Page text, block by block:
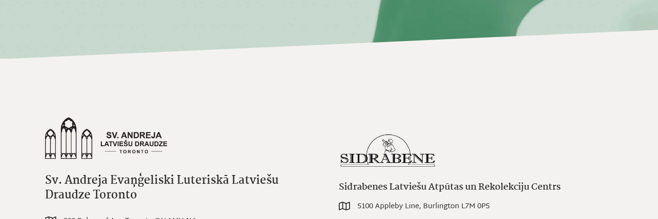
Sv. Andreja Evaņģeliski Luteriskā Latviešu
Draudze Toronto
Sidrabenes Latviešu Atpūtas un Rekolekciju Centrs
5100 Appleby Line, Burlington L7M 0P5
5100 Appleby Line, Burlington L7M 0P5